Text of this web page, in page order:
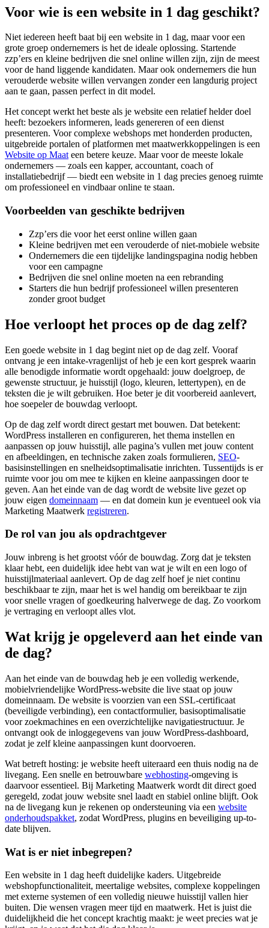
Voor wie is een website in 1 dag geschikt?
Niet iedereen heeft baat bij een website in 1 dag, maar voor een
grote groep ondernemers is het de ideale oplossing. Startende
zzp’ers en kleine bedrijven die snel online willen zijn, zijn de meest
voor de hand liggende kandidaten. Maar ook ondernemers die hun
verouderde website willen vervangen zonder een langdurig project
aan te gaan, passen perfect in dit model.
Het concept werkt het beste als je website een relatief helder doel
heeft: bezoekers informeren, leads genereren of een dienst
presenteren. Voor complexe webshops met honderden producten,
uitgebreide portalen of platformen met maatwerkkoppelingen is een
Website op Maateen betere keuze. Maar voor de meeste lokale
ondernemers — zoals een kapper, accountant, coach of
installatiebedrijf — biedt een website in 1 dag precies genoeg ruimte
om professioneel en vindbaar online te staan.
Voorbeelden van geschikte bedrijven
Zzp’ers die voor het eerst online willen gaan
Kleine bedrijven met een verouderde of niet-mobiele website
Ondernemers die een tijdelijke landingspagina nodig hebben
voor een campagne
Bedrijven die snel online moeten na een rebranding
Starters die hun bedrijf professioneel willen presenteren
zonder groot budget
Hoe verloopt het proces op de dag zelf?
Een goede website in 1 dag begint niet op de dag zelf. Vooraf
ontvang je een intake-vragenlijst of heb je een kort gesprek waarin
alle benodigde informatie wordt opgehaald: jouw doelgroep, de
gewenste structuur, je huisstijl (logo, kleuren, lettertypen), en de
teksten die je wilt gebruiken. Hoe beter je dit voorbereid aanlevert,
hoe soepeler de bouwdag verloopt.
Op de dag zelf wordt direct gestart met bouwen. Dat betekent:
WordPress installeren en configureren, het thema instellen en
aanpassen op jouw huisstijl, alle pagina’s vullen met jouw content
en afbeeldingen, en technische zaken zoals formulieren, SEO-
basisinstellingen en snelheidsoptimalisatie inrichten. Tussentijds is er
ruimte voor jou om mee te kijken en kleine aanpassingen door te
geven. Aan het einde van de dag wordt de website live gezet op
jouw eigen domeinnaam — en dat domein kun je eventueel ook via
Marketing Maatwerk registreren.
De rol van jou als opdrachtgever
Jouw inbreng is het grootst vóór de bouwdag. Zorg dat je teksten
klaar hebt, een duidelijk idee hebt van wat je wilt en een logo of
huisstijlmateriaal aanlevert. Op de dag zelf hoef je niet continu
beschikbaar te zijn, maar het is wel handig om bereikbaar te zijn
voor snelle vragen of goedkeuring halverwege de dag. Zo voorkom
je vertraging en verloopt alles vlot.
Wat krijg je opgeleverd aan het einde van
de dag?
Aan het einde van de bouwdag heb je een volledig werkende,
mobielvriendelijke WordPress-website die live staat op jouw
domeinnaam. De website is voorzien van een SSL-certificaat
(beveiligde verbinding), een contactformulier, basisoptimalisatie
voor zoekmachines en een overzichtelijke navigatiestructuur. Je
ontvangt ook de inloggegevens van jouw WordPress-dashboard,
zodat je zelf kleine aanpassingen kunt doorvoeren.
Wat betreft hosting: je website heeft uiteraard een thuis nodig na de
livegang. Een snelle en betrouwbare webhosting-omgeving is
daarvoor essentieel. Bij Marketing Maatwerk wordt dit direct goed
geregeld, zodat jouw website snel laadt en stabiel online blijft. Ook
na de livegang kun je rekenen op ondersteuning via een website
onderhoudspakket, zodat WordPress, plugins en beveiliging up-to-
date blijven.
Wat is er niet inbegrepen?
Een website in 1 dag heeft duidelijke kaders. Uitgebreide
webshopfunctionaliteit, meertalige websites, complexe koppelingen
met externe systemen of een volledig nieuwe huisstijl vallen hier
buiten. Die wensen vragen meer tijd en maatwerk. Het is juist die
duidelijkheid die het concept krachtig maakt: je weet precies wat je